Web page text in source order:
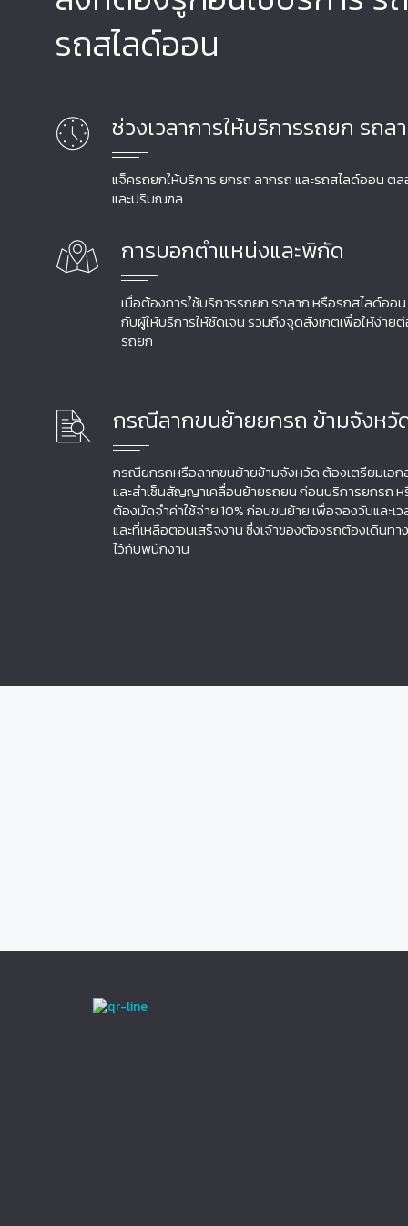
รถสไลด์ออน
ช่วงเวลาการให้บริการรถยก รถล
แจ็ครถยกให้บริการ ยกรถ ลากรถ และรถสไลด์ออน ตล
และปริมณฑล
การบอกตำแหน่งและพิกัด
เมื่อต้องการใช้บริการรถยก รถลาก หรือรถสไลด์ออ
กับผู้ให้บริการให้ชัดเจน รวมถึงจุดสังเกตเพื่อให้ง่าย
รถยก
กรณีลากขนย้ายยกรถ ข้ามจังหวั
กรณียกรถหรือลากขนย้ายข้ามจังหวัด ต้องเตรียมเอก
และสำเซ็นสัญญาเคลื่อนย้ายรถยน ก่อนบริการยกรถ
ต้องมัดจำค่าใช้จ่าย 10% ก่อนขนย้าย เพื่อจองวันและเ
และที่เหลือตอนเสร็จงาน ซึ่งเจ้าของต้องรถต้องเดินท
ไว้กับพนักงาน